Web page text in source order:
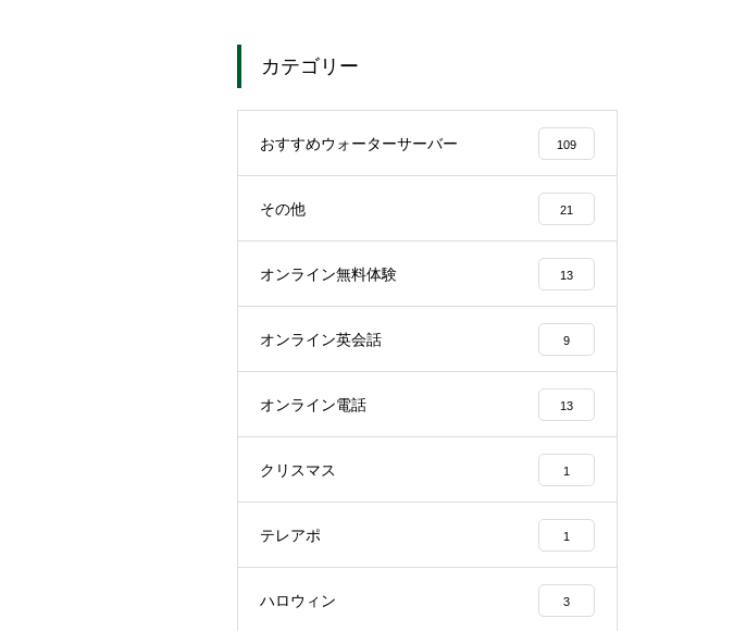
カテゴリー
おすすめウォーターサーバー 109
その他 21
オンライン無料体験 13
オンライン英会話 9
オンライン電話 13
クリスマス 1
テレアポ 1
ハロウィン 3